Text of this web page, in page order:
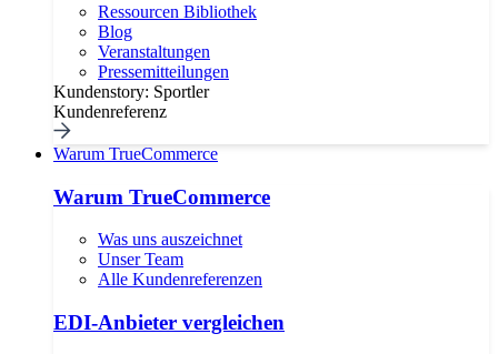
Ressourcen Bibliothek
Blog
Veranstaltungen
Pressemitteilungen
Kundenstory: Sportler
Kundenreferenz
Warum TrueCommerce
Warum TrueCommerce
Was uns auszeichnet
Unser Team
Alle Kundenreferenzen
EDI-Anbieter vergleichen